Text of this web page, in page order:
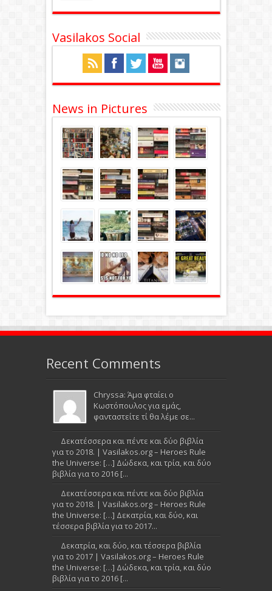
Vasilakos Social
News in Pictures
Recent Comments
Chryssa: Άμα φταίει ο
Κωστόπουλος για εμάς,
φανταστείτε τί θα λέμε σε...
Δεκατέσσερα και πέντε και δύο βιβλία
για το 2018. | Vasilakos.org – Heroes Rule
the Universe: […] Δώδεκα, και τρία, και δύο
βιβλία για το 2016 [...
Δεκατέσσερα και πέντε και δύο βιβλία
για το 2018. | Vasilakos.org – Heroes Rule
the Universe: […] Δεκατρία, και δύο, και
τέσσερα βιβλία για το 2017...
Δεκατρία, και δύο, και τέσσερα βιβλία
για το 2017 | Vasilakos.org – Heroes Rule
the Universe: […] Δώδεκα, και τρία, και δύο
βιβλία για το 2016 [...